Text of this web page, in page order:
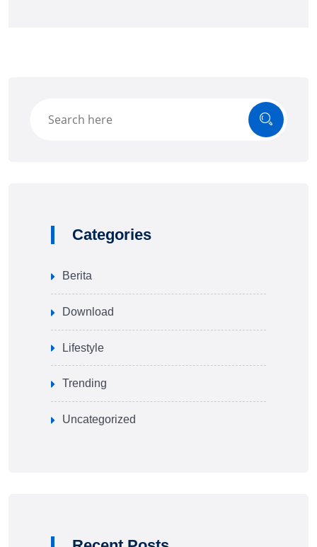
Categories
Berita
Download
Lifestyle
Trending
Uncategorized